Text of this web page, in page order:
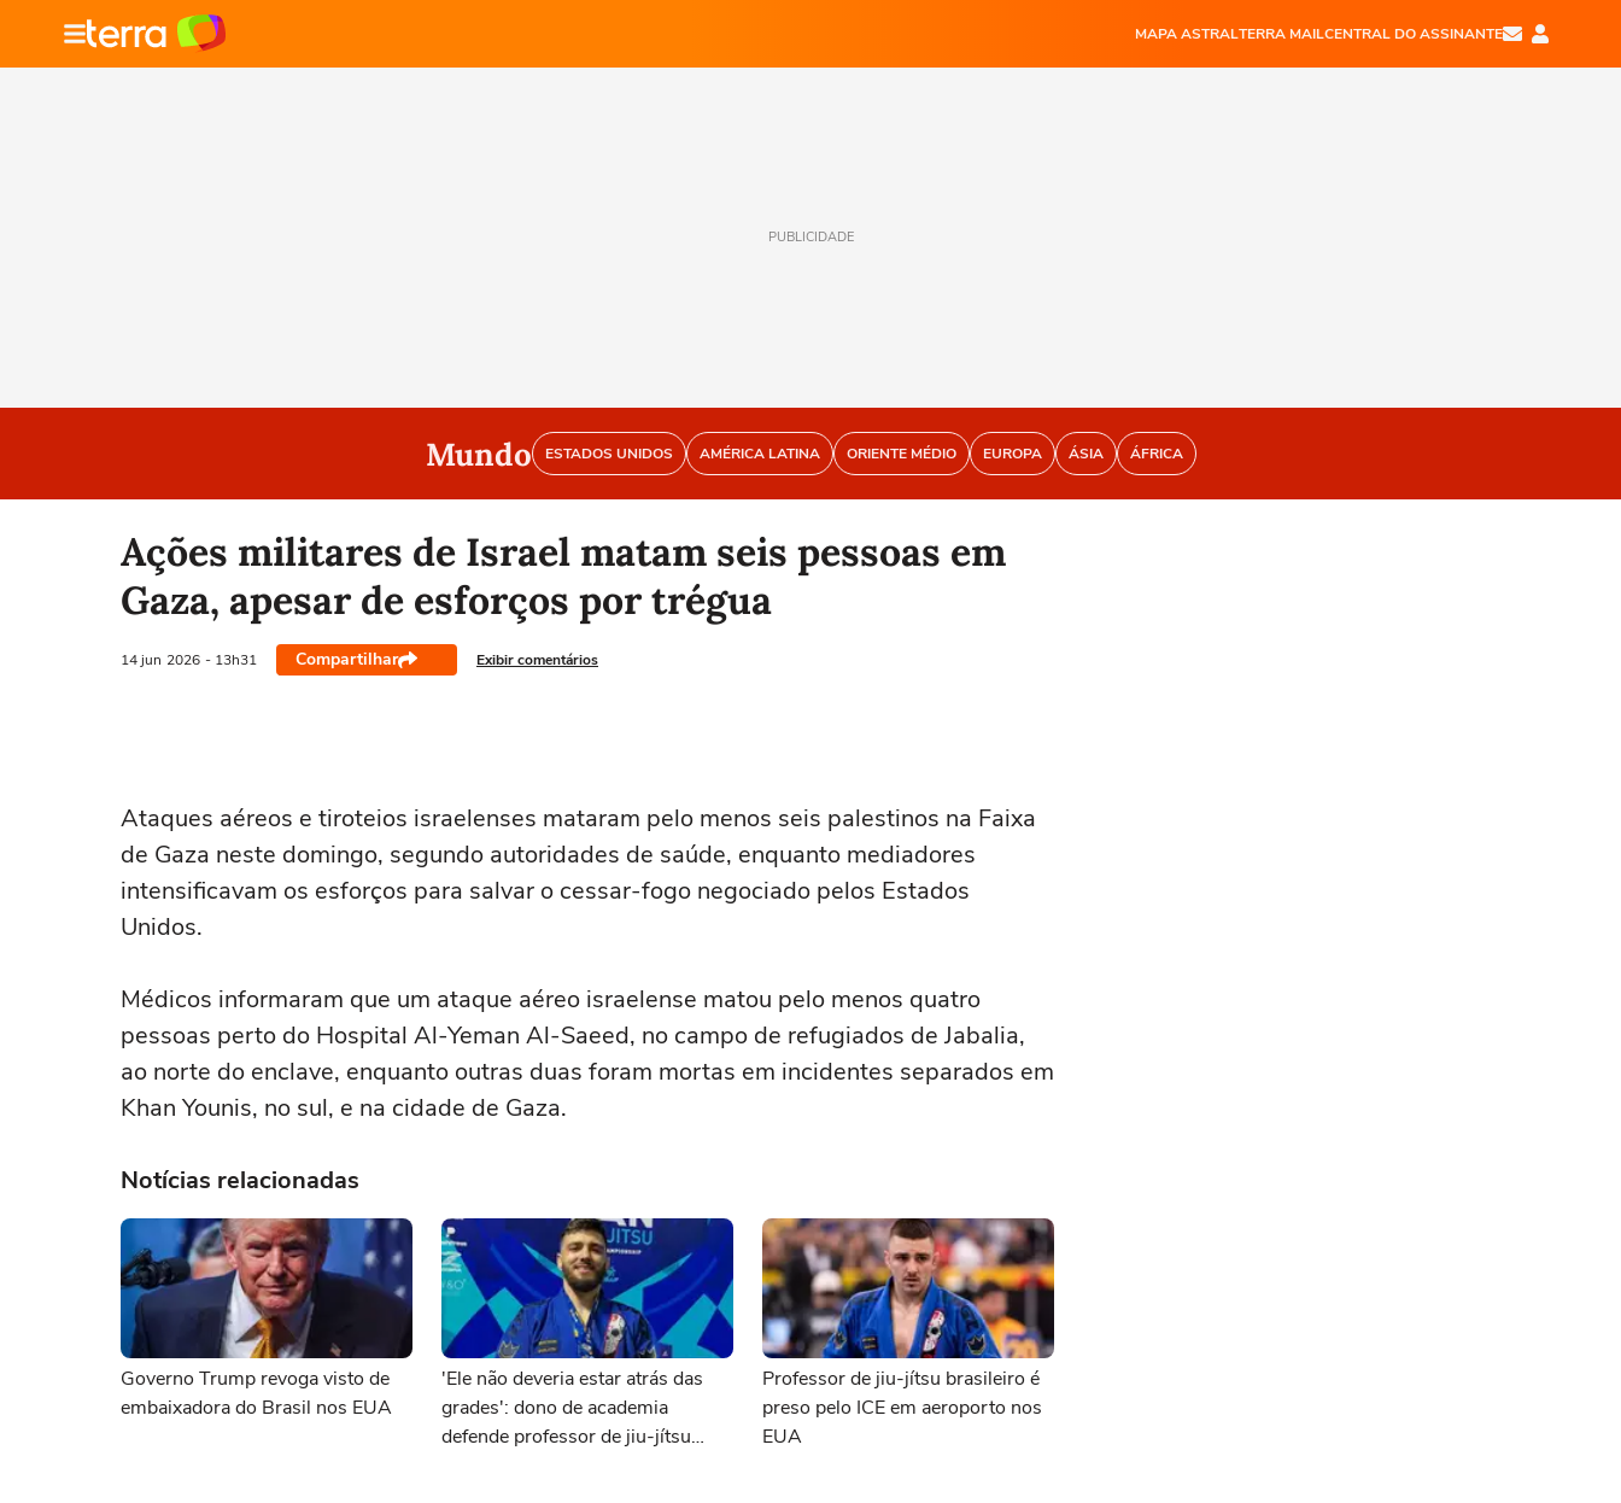
MAPA ASTRALTERRA MAILCENTRAL DO ASSINANTE
PUBLICIDADE
Mundo ESTADOS UNIDOS AMÉRICA LATINA ORIENTE MÉDIO EUROPA ÁSIA ÁFRICA
Ações militares de Israel matam seis pessoas em
Gaza, apesar de esforços por trégua
14 jun 2026 - 13h31 Compartilhar Exibir comentários
Ataques aéreos e tiroteios israelenses ‌mataram pelo menos seis palestinos na Faixa
de Gaza neste domingo, segundo autoridades de saúde, enquanto mediadores
intensificavam os esforços para salvar o cessar-fogo negociado pelos Estados
Unidos.
Médicos informaram que um ataque aéreo israelense matou pelo menos quatro
pessoas perto ⁠do Hospital Al-Yeman Al-Saeed, no campo de refugiados de Jabalia,
‌ao norte do enclave, enquanto outras duas foram mortas em incidentes separados em
Khan Younis, no sul, e na ‌cidade de Gaza.
Notícias relacionadas
Governo Trump revoga visto de
embaixadora do Brasil nos EUA
'Ele não deveria estar atrás das
grades': dono de academia
defende professor de jiu-jítsu
Professor de jiu-jítsu brasileiro é
preso pelo ICE em aeroporto nos
EUA